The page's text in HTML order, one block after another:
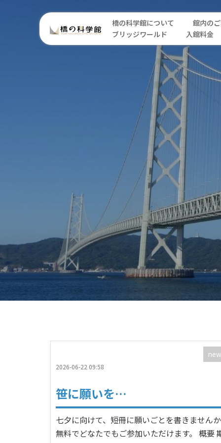
橋の科学館について 館内の
ブリッジワールド
入館料金
2026-06-22 09:58
笹に願いを…
七夕に向けて、短冊に願いごとを書きません
無料でどなたでもご参加いただけます。 概要